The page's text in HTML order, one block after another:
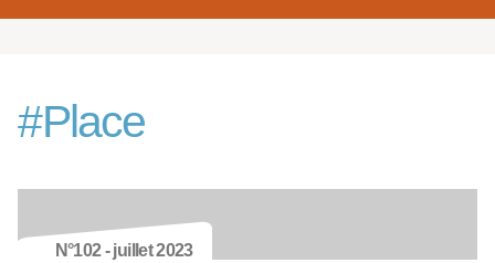
#Place
N°102 - juillet 2023